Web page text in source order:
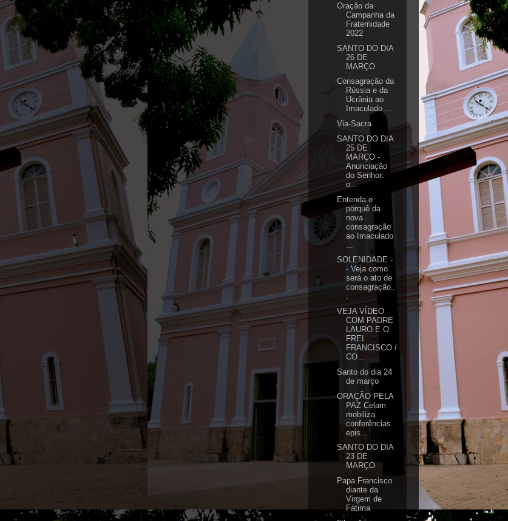
Oração da
Campanha da
Fraternidade
2022
SANTO DO DIA
26 DE
MARÇO
Consagração da
Rússia e da
Ucrânia ao
Imaculado ...
Via-Sacra
SANTO DO DIA
25 DE
MARÇO -
Anunciação
do Senhor:
o...
Entenda o
porquê da
nova
consagração
ao Imaculado
SOLENIDADE -
- Veja como
será o ato de
consagração..
.
VEJA VÍDEO
COM PADRE
LAURO E O
FREI
FRANCISCO /
CO...
Santo do dia 24
de março
ORAÇÃO PELA
PAZ Celam
mobiliza
conferências
epis...
SANTO DO DIA
23 DE
MARÇO
Papa Francisco
diante da
Virgem de
Fátima